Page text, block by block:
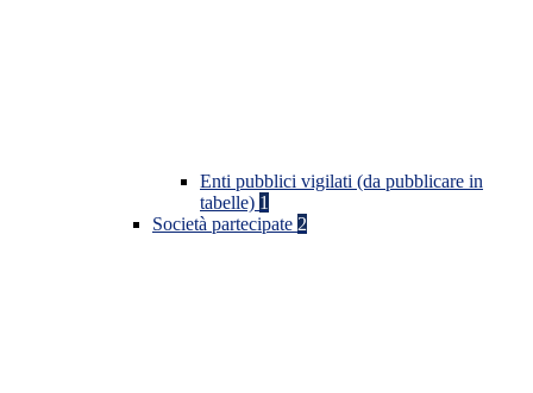
Enti pubblici vigilati (da pubblicare in
tabelle) 1
Società partecipate 2